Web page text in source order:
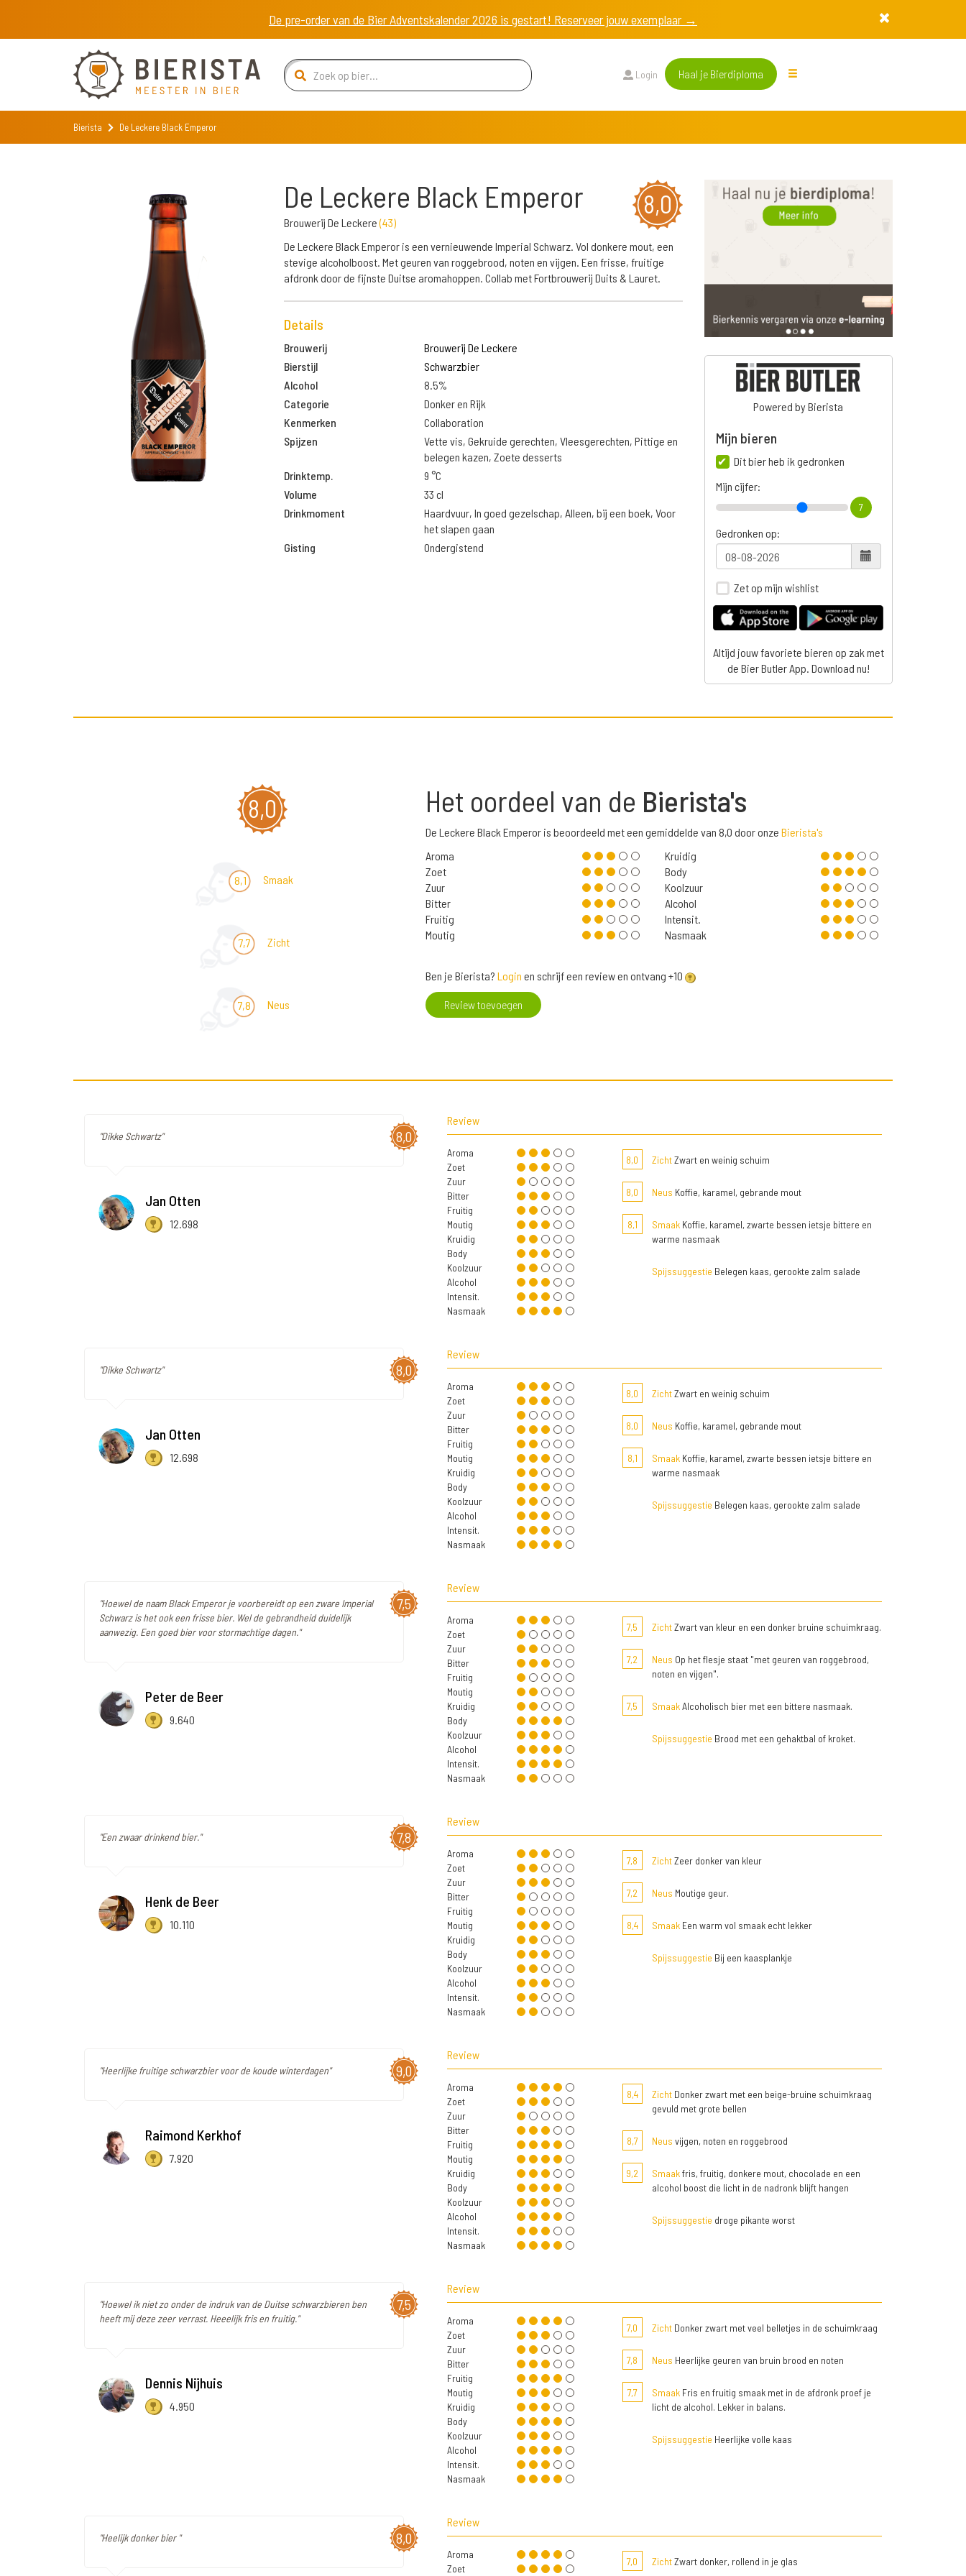
De pre-order van de Bier Adventskalender 2026 is gestart! Reserveer jouw exemplaar →
Login Haal je Bierdiploma
Bierista De Leckere Black Emperor
8,0
De Leckere Black Emperor
Brouwerij De Leckere(43)
De Leckere Black Emperor is een vernieuwende Imperial Schwarz. Vol donkere mout, een
stevige alcoholboost. Met geuren van roggebrood, noten en vijgen. Een frisse, fruitige
afdronk door de fijnste Duitse aromahoppen. Collab met Fortbrouwerij Duits & Lauret.
Details
Brouwerij
Brouwerij De Leckere
Bierstijl
Schwarzbier
Alcohol
8.5%
Categorie
Donker en Rijk
Kenmerken
Collaboration
Spijzen
Vette vis, Gekruide gerechten, Vleesgerechten, Pittige en
belegen kazen, Zoete desserts
Drinktemp.
9 °C
Volume
33 cl
Drinkmoment
Haardvuur, In goed gezelschap, Alleen, bij een boek, Voor
het slapen gaan
Gisting
Ondergistend
Powered by Bierista
Mijn bieren
Dit bier heb ik gedronken
Mijn cijfer:
7
Gedronken op:
Zet op mijn wishlist
Altijd jouw favoriete bieren op zak met
de Bier Butler App. Download nu!
8,0
8,1 Smaak
7,7 Zicht
7,8 Neus
Het oordeel van de Bierista's
De Leckere Black Emperor is beoordeeld met een gemiddelde van 8,0 door onze Bierista's
Aroma
Zoet
Zuur
Bitter
Fruitig
Moutig
Kruidig
Body
Koolzuur
Alcohol
Intensit.
Nasmaak
Ben je Bierista? Login en schrijf een review en ontvang +10
Review toevoegen
8,0
"Dikke Schwartz"
Jan Otten
12.698
Review
Aroma
Zoet
Zuur
Bitter
Fruitig
Moutig
Kruidig
Body
Koolzuur
Alcohol
Intensit.
Nasmaak
8,0 ZichtZwart en weinig schuim
8,0 Neus Koffie, karamel, gebrande mout
8,1 SmaakKoffie, karamel, zwarte bessen ietsje bittere en
warme nasmaak
Spijssuggestie Belegen kaas, gerookte zalm salade
8,0
"Dikke Schwartz"
Jan Otten
12.698
Review
Aroma
Zoet
Zuur
Bitter
Fruitig
Moutig
Kruidig
Body
Koolzuur
Alcohol
Intensit.
Nasmaak
8,0 ZichtZwart en weinig schuim
8,0 Neus Koffie, karamel, gebrande mout
8,1 SmaakKoffie, karamel, zwarte bessen ietsje bittere en
warme nasmaak
Spijssuggestie Belegen kaas, gerookte zalm salade
7,5
"Hoewel de naam Black Emperor je voorbereidt op een zware Imperial
Schwarz is het ook een frisse bier. Wel de gebrandheid duidelijk
aanwezig. Een goed bier voor stormachtige dagen."
Peter de Beer
9.640
Review
Aroma
Zoet
Zuur
Bitter
Fruitig
Moutig
Kruidig
Body
Koolzuur
Alcohol
Intensit.
Nasmaak
7,5 ZichtZwart van kleur en een donker bruine schuimkraag.
7,2 Neus Op het flesje staat "met geuren van roggebrood,
noten en vijgen".
7,5 SmaakAlcoholisch bier met een bittere nasmaak.
Spijssuggestie Brood met een gehaktbal of kroket.
7,8
"Een zwaar drinkend bier."
Henk de Beer
10.110
Review
Aroma
Zoet
Zuur
Bitter
Fruitig
Moutig
Kruidig
Body
Koolzuur
Alcohol
Intensit.
Nasmaak
7,8 ZichtZeer donker van kleur
7,2 Neus Moutige geur.
8,4 SmaakEen warm vol smaak echt lekker
Spijssuggestie Bij een kaasplankje
9,0
"Heerlijke fruitige schwarzbier voor de koude winterdagen"
Raimond Kerkhof
7.920
Review
Aroma
Zoet
Zuur
Bitter
Fruitig
Moutig
Kruidig
Body
Koolzuur
Alcohol
Intensit.
Nasmaak
8,4 ZichtDonker zwart met een beige-bruine schuimkraag
gevuld met grote bellen
8,7 Neus vijgen, noten en roggebrood
9,2 Smaakfris, fruitig, donkere mout, chocolade en een
alcohol boost die licht in de nadronk blijft hangen
Spijssuggestie droge pikante worst
7,5
"Hoewel ik niet zo onder de indruk van de Duitse schwarzbieren ben
heeft mij deze zeer verrast. Heeelijk fris en fruitig."
Dennis Nijhuis
4.950
Review
Aroma
Zoet
Zuur
Bitter
Fruitig
Moutig
Kruidig
Body
Koolzuur
Alcohol
Intensit.
Nasmaak
7,0 ZichtDonker zwart met veel belletjes in de schuimkraag
7,8 Neus Heerlijke geuren van bruin brood en noten
7,7 SmaakFris en fruitig smaak met in de afdronk proef je
licht de alcohol. Lekker in balans.
Spijssuggestie Heerlijke volle kaas
8,0
"Heelijk donker bier "
Review
Aroma
Zoet
7,0 ZichtZwart donker, rollend in je glas